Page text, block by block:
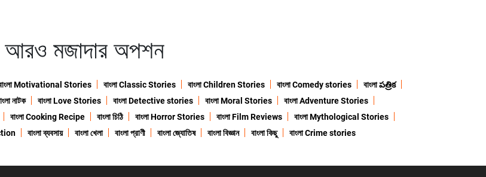
আরও মজাদার অপশন
Motivational Stories বাংলা Classic Stories বাংলা Children Stories বাংলা Comedy stories
বাংলা పత్రిక
নাটক বাংলা Love Stories বাংলা Detective stories বাংলা Moral Stories
বাংলা Adventure Stories
বাংলা Cooking Recipe বাংলা চিঠি বাংলা Horror Stories বাংলা Film Reviews
বাংলা Mythological Stories
বাংলা ব্যবসায় বাংলা খেলা বাংলা প্রাণী বাংলা জ্যোতিষ বাংলা বিজ্ঞান বাংলা কিছু বাংলা Crime stories